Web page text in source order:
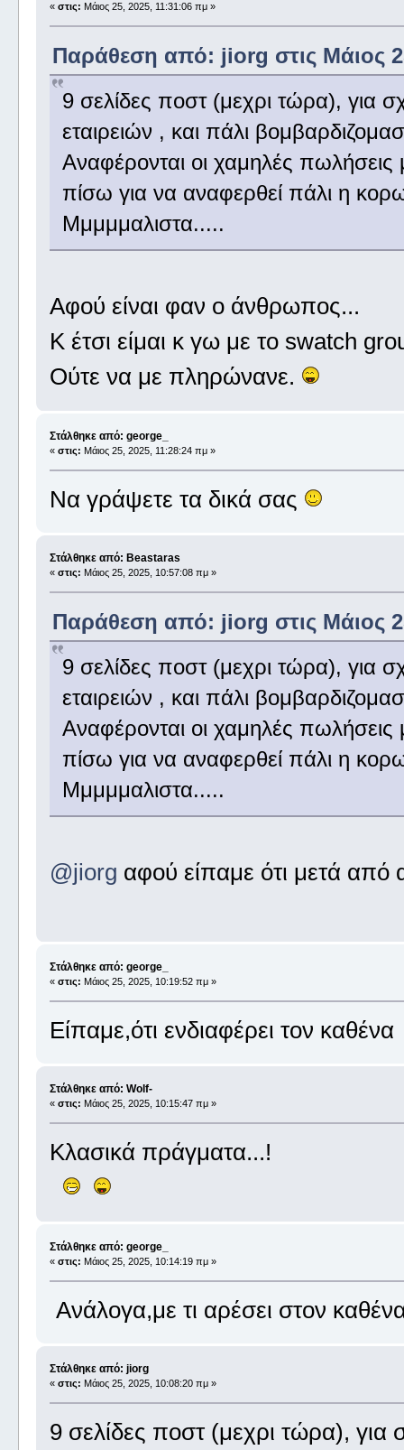
« στις: Μάιος 25, 2025, 11:31:06 πμ »
Παράθεση από: jiorg στις Μάιος
9 σελίδες ποστ (μεχρι τώρα), για
εταιρειών , και πάλι
Αναφέρονται οι χαμηλές πωλήσεις
πίσω για να αναφερθεί πάλι η
Μμμμμαλιστα.....
Αφού είναι φαν ο άνθρωπος...
Κ έτσι είμαι κ γω με το swatch
Ούτε να με πληρώνανε.
Στάλθηκε από: george_
« στις: Μάιος 25, 2025, 11:28:24 πμ »
Να γράψετε τα δικά σας
Στάλθηκε από: Beastaras
« στις: Μάιος 25, 2025, 10:57:08 πμ »
Παράθεση από: jiorg στις Μάιος
9 σελίδες ποστ (μεχρι τώρα), για
εταιρειών , και πάλι
Αναφέρονται οι χαμηλές πωλήσεις
πίσω για να αναφερθεί πάλι η
Μμμμμαλιστα.....
@jiorg αφού είπαμε ότι μετά από
Στάλθηκε από: george_
« στις: Μάιος 25, 2025, 10:19:52 πμ »
Είπαμε,ότι ενδιαφέρει τον καθένα
Στάλθηκε από: Wolf-
« στις: Μάιος 25, 2025, 10:15:47 πμ »
Κλασικά πράγματα...!
Στάλθηκε από: george_
« στις: Μάιος 25, 2025, 10:14:19 πμ »
Ανάλογα,με τι αρέσει στον
Στάλθηκε από: jiorg
« στις: Μάιος 25, 2025, 10:08:20 πμ »
9 σελίδες ποστ (μεχρι τώρα), για